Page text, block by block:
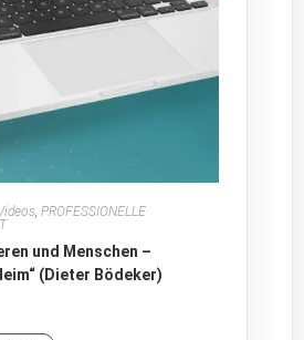
,PROFESSIONELLE
und Menschen –
(Dieter Bödeker)